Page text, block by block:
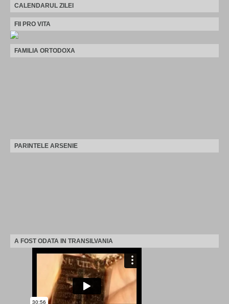
CALENDARUL ZILEI
FII PRO VITA
FAMILIA ORTODOXA
PARINTELE ARSENIE
A FOST ODATA IN TRANSILVANIA